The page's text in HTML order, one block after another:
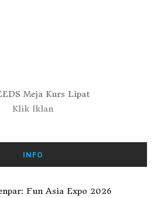
Klik Iklan
INFO
Fun Asia Expo 2026